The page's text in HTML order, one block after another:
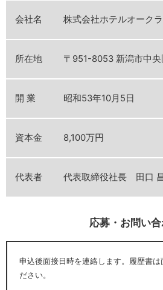
会社名 株式会社ホテルオーク
所在地 〒951-8053 新潟市中
開 業 昭和53年10月5日
資本金 8,100万円
代表者 代表取締役社長 田口
応募・お問い
申込後面接日時を連絡します。履歴書は
ださい。